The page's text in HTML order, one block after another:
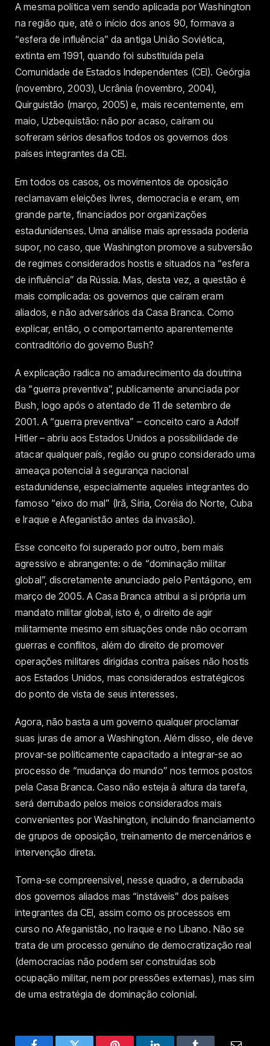
A mesma política vem sendo aplicada por Washington
na região que, até o início dos anos 90, formava a
“esfera de influência” da antiga União Soviética,
extinta em 1991, quando foi substituída pela
Comunidade de Estados Independentes (CEI). Geórgia
(novembro, 2003), Ucrânia (novembro, 2004),
Quirguistão (março, 2005) e, mais recentemente, em
maio, Uzbequistão: não por acaso, caíram ou
sofreram sérios desafios todos os governos dos
países integrantes da CEI.
Em todos os casos, os movimentos de oposição
reclamavam eleições livres, democracia e eram, em
grande parte, financiados por organizações
estadunidenses. Uma análise mais apressada poderia
supor, no caso, que Washington promove a subversão
de regimes considerados hostis e situados na “esfera
de influência” da Rússia. Mas, desta vez, a questão é
mais complicada: os governos que caíram eram
aliados, e não adversários da Casa Branca. Como
explicar, então, o comportamento aparentemente
contraditório do governo Bush?
A explicação radica no amadurecimento da doutrina
da “guerra preventiva”, publicamente anunciada por
Bush, logo após o atentado de 11 de setembro de
2001. A “guerra preventiva” – conceito caro a Adolf
Hitler – abriu aos Estados Unidos a possibilidade de
atacar qualquer país, região ou grupo considerado uma
ameaça potencial à segurança nacional
estadunidense, especialmente aqueles integrantes do
famoso “eixo do mal” (Irã, Síria, Coréia do Norte, Cuba
e Iraque e Afeganistão antes da invasão).
Esse conceito foi superado por outro, bem mais
agressivo e abrangente: o de “dominação militar
global”, discretamente anunciado pelo Pentágono, em
março de 2005. A Casa Branca atribui a si própria um
mandato militar global, isto é, o direito de agir
militarmente mesmo em situações onde não ocorram
guerras e conflitos, além do direito de promover
operações militares dirigidas contra países não hostis
aos Estados Unidos, mas considerados estratégicos
do ponto de vista de seus interesses.
Agora, não basta a um governo qualquer proclamar
suas juras de amor a Washington. Além disso, ele deve
provar-se politicamente capacitado a integrar-se ao
processo de “mudança do mundo” nos termos postos
pela Casa Branca. Caso não esteja à altura da tarefa,
será derrubado pelos meios considerados mais
convenientes por Washington, incluindo financiamento
de grupos de oposição, treinamento de mercenários e
intervenção direta.
Torna-se compreensível, nesse quadro, a derrubada
dos governos aliados mas “instáveis” dos países
integrantes da CEI, assim como os processos em
curso no Afeganistão, no Iraque e no Líbano. Não se
trata de um processo genuíno de democratização real
(democracias não podem ser construídas sob
ocupação militar, nem por pressões externas), mas sim
de uma estratégia de dominação colonial.